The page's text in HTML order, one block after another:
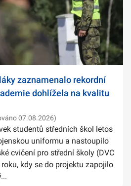
zaznamenalo rekordní
dohlížela na kvalitu
07.08.2026)
studentů středních škol letos
uniformu a nastoupilo
cvičení pro střední školy (DVC
kdy se do projektu zapojilo